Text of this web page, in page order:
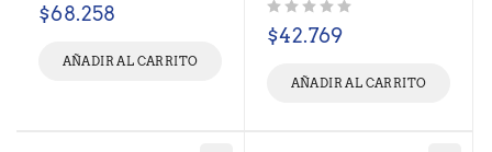
$68.258
AÑADIR AL CARRITO
$42.769
AÑADIR AL CARRITO